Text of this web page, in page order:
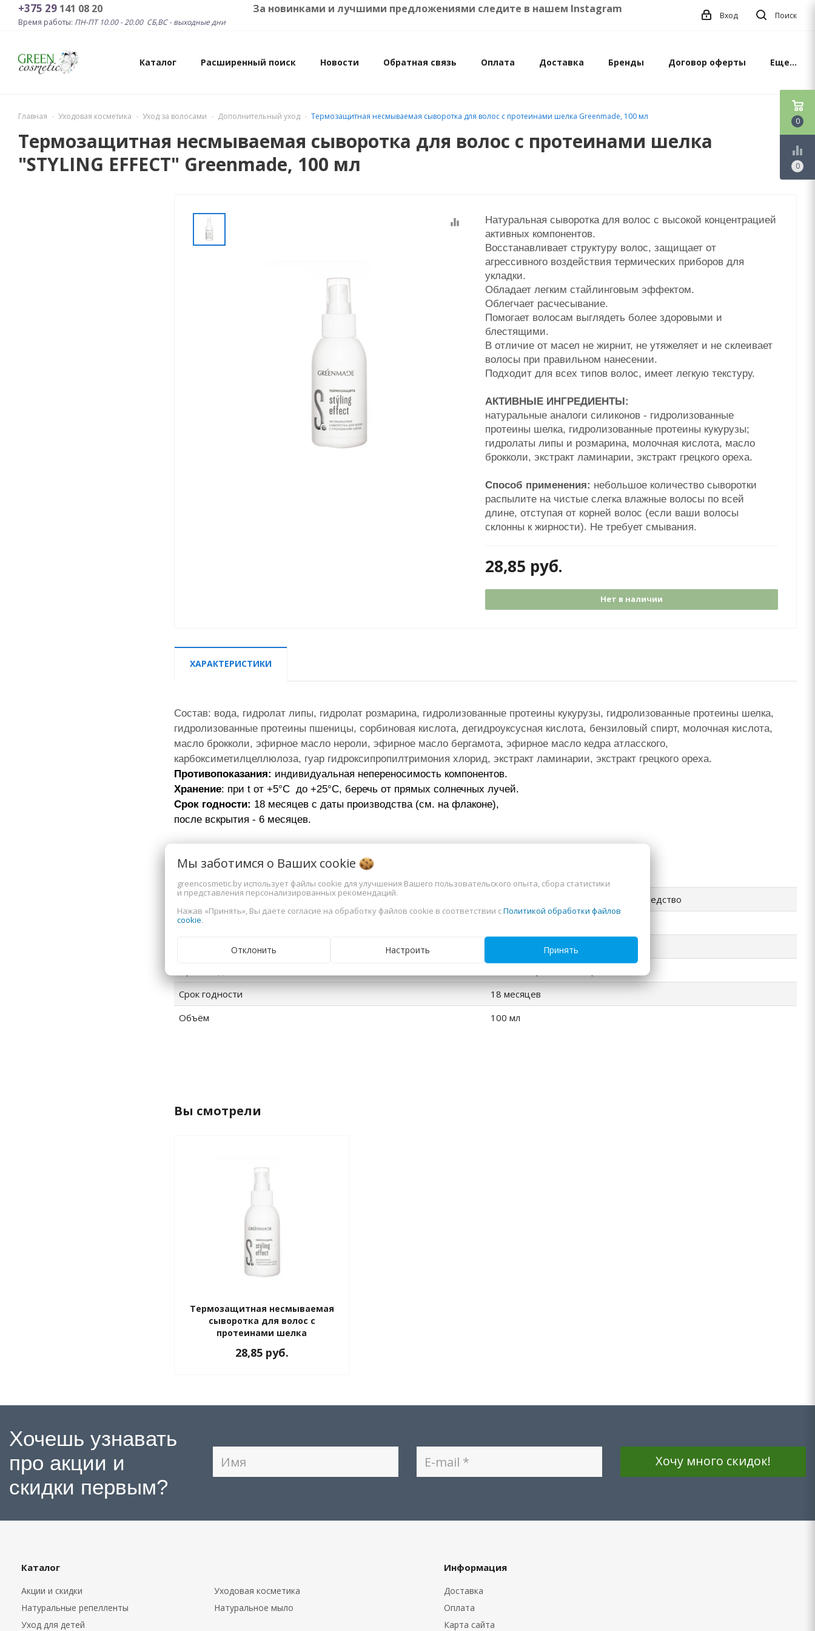
+375 29 141 08 20 За новинками и лучшими предложениями следите в нашем Instagram
Время работы: ПН-ПТ 10.00 - 20.00 СБ,ВС - выходные дни
СБ-ВС
Вход Поиск
Каталог Расширенный поиск Новости Обратная связь Оплата Доставка Бренды Договор оферты Еще...
0
equalizer
0
Главная Уходовая косметика Уход за волосами Дополнительный уход Термозащитная несмываемая сыворотка для волос с протеинами шелка Greenmade, 100 мл
Термозащитная несмываемая сыворотка для волос с протеинами шелка
"STYLING EFFECT" Greenmade, 100 мл
equalizer
Натуральная сыворотка для волос с высокой концентрацией
активных компонентов.
Восстанавливает структуру волос, защищает от
агрессивного воздействия термических приборов для
укладки.
Обладает легким стайлинговым эффектом.
Облегчает расчесывание.
Помогает волосам выглядеть более здоровыми и
блестящими.
В отличие от масел не жирнит, не утяжеляет и не склеивает
волосы при правильном нанесении.
Подходит для всех типов волос, имеет легкую текстуру.
АКТИВНЫЕ ИНГРЕДИЕНТЫ:
натуральные аналоги силиконов - гидролизованные
протеины шелка, гидролизованные протеины кукурузы;
гидролаты липы и розмарина, молочная кислота, масло
брокколи, экстракт ламинарии, экстракт грецкого ореха.
Способ применения: небольшое количество сыворотки
распылите на чистые слегка влажные волосы по всей
длине, отступая от корней волос (если ваши волосы
склонны к жирности). Не требует смывания.
28,85 руб.
Нет в наличии
ХАРАКТЕРИСТИКИ
Состав: вода, гидролат липы, гидролат розмарина, гидролизованные протеины кукурузы, гидролизованные протеины шелка,
гидролизованные протеины пшеницы, сорбиновая кислота, дегидроуксусная кислота, бензиловый спирт, молочная кислота,
масло брокколи, эфирное масло нероли, эфирное масло бергамота, эфирное масло кедра атласского,
карбоксиметилцеллюлоза, гуар гидроксипропилтримония хлорид, экстракт ламинарии, экстракт грецкого ореха.
Противопоказания: индивидуальная непереносимость компонентов.
Хранение: при t от +5°C до +25°C, беречь от прямых солнечных лучей.
Cрок годности: 18 месяцев c даты производства (см. на флаконе),
после вскрытия - 6 месяцев.
Дополнительная информация
тип
спрей для волос, термозащитное средство
тип волос
Страна-производитель
г. Пенза, ул. Суворова, стр. 92
Срок годности
18 месяцев
Объём
100 мл
Вы смотрели
Термозащитная несмываемая
сыворотка для волос с
протеинами шелка
28,85 руб.
Хочешь узнавать
про акции и
скидки первым?
Каталог
Акции и скидки
Уходовая косметика
Натуральные репелленты
Натуральное мыло
Уход для детей
Информация
Доставка
Оплата
Карта сайта
Мы заботимся о Ваших cookie
greencosmetic.by использует файлы cookie для улучшения Вашего пользовательского опыта, сбора статистики
и представления персонализированных рекомендаций.
Нажав «Принять», Вы даете согласие на обработку файлов cookie в соответствии сПолитикой обработки файлов
cookie.
Отклонить Настроить Принять